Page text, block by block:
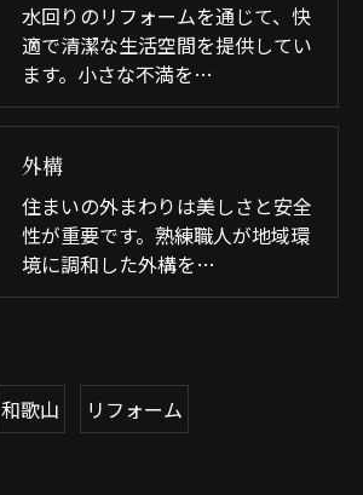
水回りのリフォームを通じて、快
適で清潔な生活空間を提供してい
ます。小さな不満を…
外構
住まいの外まわりは美しさと安全
性が重要です。熟練職人が地域環
境に調和した外構を…
和歌山 リフォーム